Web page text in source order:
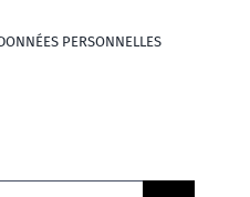
PERSONNELLES